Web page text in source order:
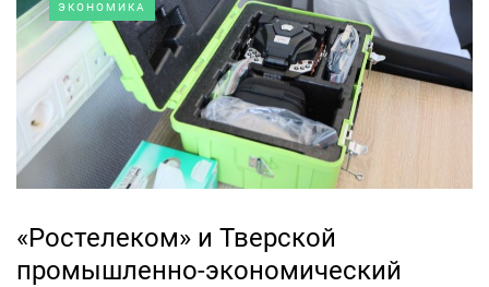
ЭКОНОМИКА
«Ростелеком» и Тверской
промышленно-экономический